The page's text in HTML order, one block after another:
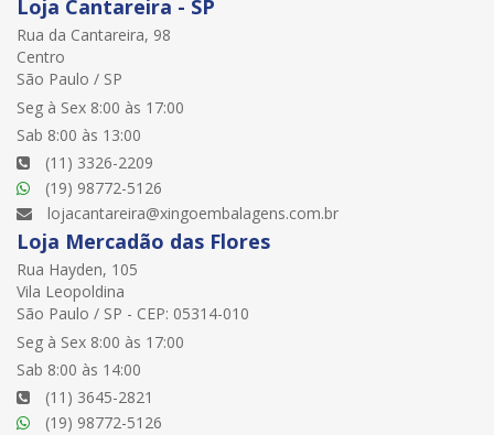
Loja Cantareira - SP
Rua da Cantareira, 98
Centro
São Paulo / SP
Seg à Sex 8:00 às 17:00
Sab 8:00 às 13:00
(11) 3326-2209
(19) 98772-5126
lojacantareira@xingoembalagens.com.br
Loja Mercadão das Flores
Rua Hayden, 105
Vila Leopoldina
São Paulo / SP - CEP: 05314-010
Seg à Sex 8:00 às 17:00
Sab 8:00 às 14:00
(11) 3645-2821
(19) 98772-5126